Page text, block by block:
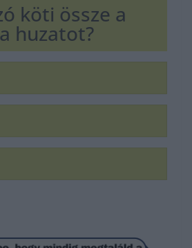
köti össze a
huzatot?